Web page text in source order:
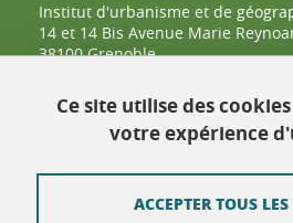
Institut d'urbanisme et de
14 et 14 Bis Avenue Marie
38100 Grenoble
Ce site utilise des
votre expérience
ACCEPTER TOUS